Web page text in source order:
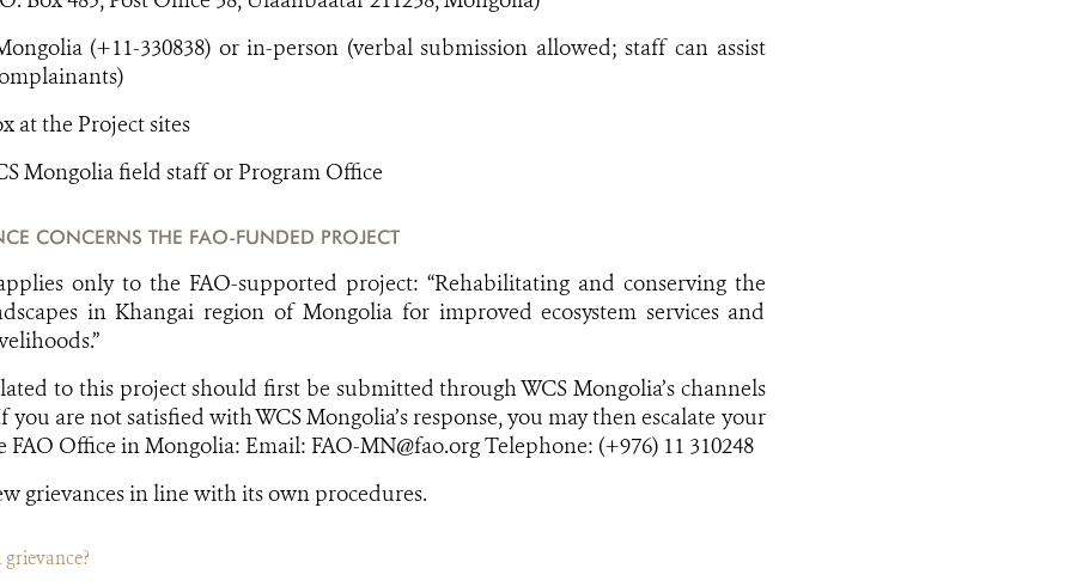
(+11-330838) or in-person (verbal submission allowed; staff can assist
at the Project sites
Mongolia field staff or Program Office
CONCERNS THE FAO-FUNDED PROJECT
only to the FAO-supported project: “Rehabilitating and conserving the
in Khangai region of Mongolia for improved ecosystem services and
to this project should first be submitted through WCS Mongolia’s channels
you are not satisfied with WCS Mongolia’s response, you may then escalate your
FAO Office in Mongolia: Email: FAO-MN@fao.org Telephone: (+976) 11 310248
grievances in line with its own procedures.